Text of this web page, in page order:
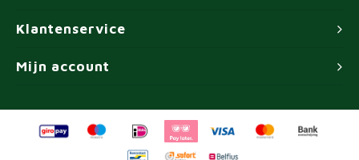
Klantenservice
Mijn account